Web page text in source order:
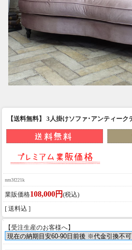
【送料無料】 3人掛けソファ･アンティー
nm3f221k
業販価格108,000円 (税込)
[ 送料込 ]
【受注生産のお客様へ】